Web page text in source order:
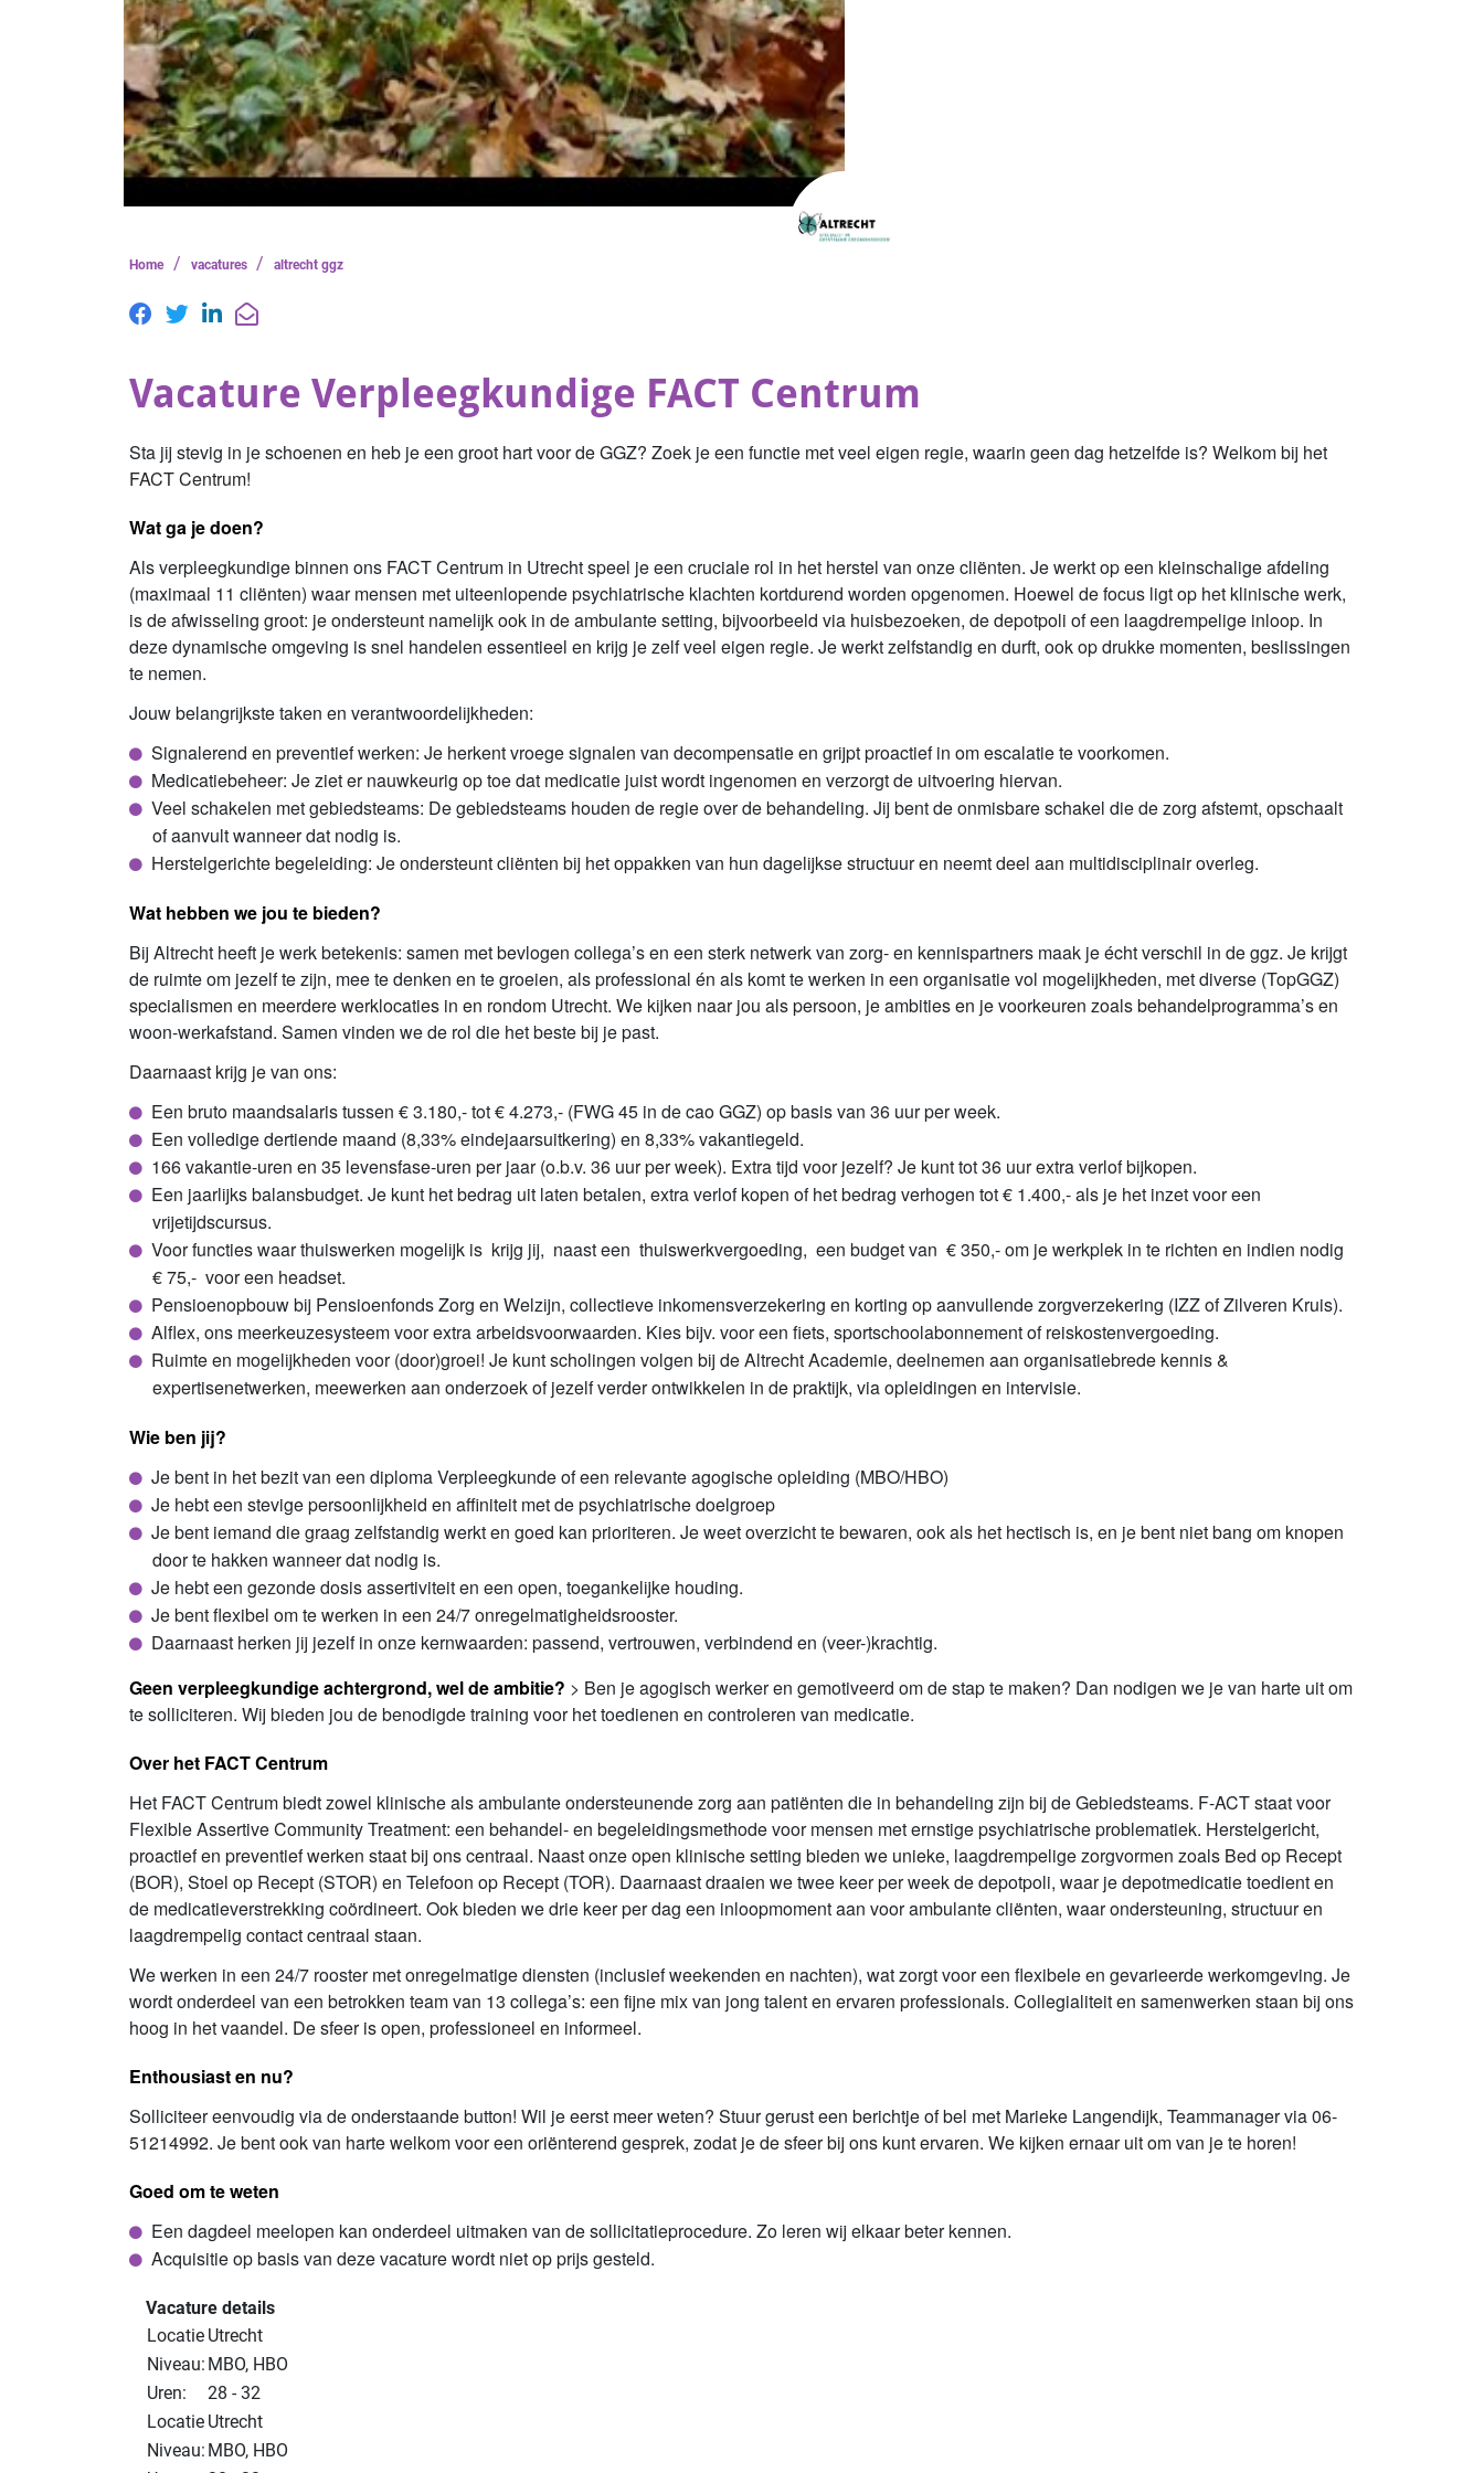
Home / vacatures / altrecht ggz
Vacature Verpleegkundige FACT Centrum
Sta jij stevig in je schoenen en heb je een groot hart voor de GGZ? Zoek je een functie met veel eigen regie, waarin geen dag hetzelfde is? Welkom bij het
FACT Centrum!
Wat ga je doen?
Als verpleegkundige binnen ons FACT Centrum in Utrecht speel je een cruciale rol in het herstel van onze cliënten. Je werkt op een kleinschalige afdeling
(maximaal 11 cliënten) waar mensen met uiteenlopende psychiatrische klachten kortdurend worden opgenomen. Hoewel de focus ligt op het klinische werk,
is de afwisseling groot: je ondersteunt namelijk ook in de ambulante setting, bijvoorbeeld via huisbezoeken, de depotpoli of een laagdrempelige inloop. In
deze dynamische omgeving is snel handelen essentieel en krijg je zelf veel eigen regie. Je werkt zelfstandig en durft, ook op drukke momenten, beslissingen
te nemen.
Jouw belangrijkste taken en verantwoordelijkheden:
Signalerend en preventief werken: Je herkent vroege signalen van decompensatie en grijpt proactief in om escalatie te voorkomen.
Medicatiebeheer: Je ziet er nauwkeurig op toe dat medicatie juist wordt ingenomen en verzorgt de uitvoering hiervan.
Veel schakelen met gebiedsteams: De gebiedsteams houden de regie over de behandeling. Jij bent de onmisbare schakel die de zorg afstemt, opschaalt
of aanvult wanneer dat nodig is.
Herstelgerichte begeleiding: Je ondersteunt cliënten bij het oppakken van hun dagelijkse structuur en neemt deel aan multidisciplinair overleg.
Wat hebben we jou te bieden?
Bij Altrecht heeft je werk betekenis: samen met bevlogen collega’s en een sterk netwerk van zorg- en kennispartners maak je écht verschil in de ggz. Je krijgt
de ruimte om jezelf te zijn, mee te denken en te groeien, als professional én als komt te werken in een organisatie vol mogelijkheden, met diverse (TopGGZ)
specialismen en meerdere werklocaties in en rondom Utrecht. We kijken naar jou als persoon, je ambities en je voorkeuren zoals behandelprogramma’s en
woon-werkafstand. Samen vinden we de rol die het beste bij je past.
Daarnaast krijg je van ons:
Een bruto maandsalaris tussen € 3.180,- tot € 4.273,- (FWG 45 in de cao GGZ) op basis van 36 uur per week.
Een volledige dertiende maand (8,33% eindejaarsuitkering) en 8,33% vakantiegeld.
166 vakantie-uren en 35 levensfase-uren per jaar (o.b.v. 36 uur per week). Extra tijd voor jezelf? Je kunt tot 36 uur extra verlof bijkopen.
Een jaarlijks balansbudget. Je kunt het bedrag uit laten betalen, extra verlof kopen of het bedrag verhogen tot € 1.400,- als je het inzet voor een
vrijetijdscursus.
Voor functies waar thuiswerken mogelijk is krijg jij, naast een thuiswerkvergoeding, een budget van € 350,- om je werkplek in te richten en indien nodig
€ 75,- voor een headset.
Pensioenopbouw bij Pensioenfonds Zorg en Welzijn, collectieve inkomensverzekering en korting op aanvullende zorgverzekering (IZZ of Zilveren Kruis).
Alflex, ons meerkeuzesysteem voor extra arbeidsvoorwaarden. Kies bijv. voor een fiets, sportschoolabonnement of reiskostenvergoeding.
Ruimte en mogelijkheden voor (door)groei! Je kunt scholingen volgen bij de Altrecht Academie, deelnemen aan organisatiebrede kennis &
expertisenetwerken, meewerken aan onderzoek of jezelf verder ontwikkelen in de praktijk, via opleidingen en intervisie.
Wie ben jij?
Je bent in het bezit van een diploma Verpleegkunde of een relevante agogische opleiding (MBO/HBO)
Je hebt een stevige persoonlijkheid en affiniteit met de psychiatrische doelgroep
Je bent iemand die graag zelfstandig werkt en goed kan prioriteren. Je weet overzicht te bewaren, ook als het hectisch is, en je bent niet bang om knopen
door te hakken wanneer dat nodig is.
Je hebt een gezonde dosis assertiviteit en een open, toegankelijke houding.
Je bent flexibel om te werken in een 24/7 onregelmatigheidsrooster.
Daarnaast herken jij jezelf in onze kernwaarden: passend, vertrouwen, verbindend en (veer-)krachtig.
Geen verpleegkundige achtergrond, wel de ambitie? > Ben je agogisch werker en gemotiveerd om de stap te maken? Dan nodigen we je van harte uit om
te solliciteren. Wij bieden jou de benodigde training voor het toedienen en controleren van medicatie.
Over het FACT Centrum
Het FACT Centrum biedt zowel klinische als ambulante ondersteunende zorg aan patiënten die in behandeling zijn bij de Gebiedsteams. F-ACT staat voor
Flexible Assertive Community Treatment: een behandel- en begeleidingsmethode voor mensen met ernstige psychiatrische problematiek. Herstelgericht,
proactief en preventief werken staat bij ons centraal. Naast onze open klinische setting bieden we unieke, laagdrempelige zorgvormen zoals Bed op Recept
(BOR), Stoel op Recept (STOR) en Telefoon op Recept (TOR). Daarnaast draaien we twee keer per week de depotpoli, waar je depotmedicatie toedient en
de medicatieverstrekking coördineert. Ook bieden we drie keer per dag een inloopmoment aan voor ambulante cliënten, waar ondersteuning, structuur en
laagdrempelig contact centraal staan.
We werken in een 24/7 rooster met onregelmatige diensten (inclusief weekenden en nachten), wat zorgt voor een flexibele en gevarieerde werkomgeving. Je
wordt onderdeel van een betrokken team van 13 collega’s: een fijne mix van jong talent en ervaren professionals. Collegialiteit en samenwerken staan bij ons
hoog in het vaandel. De sfeer is open, professioneel en informeel.
Enthousiast en nu?
Solliciteer eenvoudig via de onderstaande button! Wil je eerst meer weten? Stuur gerust een berichtje of bel met Marieke Langendijk, Teammanagervia 06-
51214992. Je bent ook van harte welkom voor een oriënterend gesprek, zodat je de sfeer bij ons kunt ervaren. We kijken ernaar uit om van je te horen!
Goed om te weten
Een dagdeel meelopen kan onderdeel uitmaken van de sollicitatieprocedure. Zo leren wij elkaar beter kennen.
Acquisitie op basis van deze vacature wordt niet op prijs gesteld.
Vacature details
Locatie Utrecht
Niveau: MBO, HBO
Uren:
28 - 32
Locatie Utrecht
Niveau: MBO, HBO